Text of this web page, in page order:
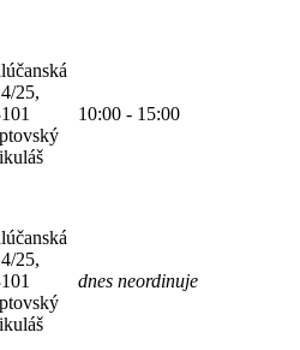
25,
10:00 - 15:00
25,
dnes neordinuje